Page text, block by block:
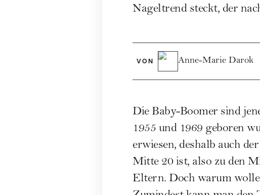
Nageltrend steckt, der
VON Anne-Marie Darok
Die Baby-Boomer sind
1955 und 1969 geboren
erwiesen, deshalb auch
Mitte 20 ist, also zu den
Eltern. Doch warum